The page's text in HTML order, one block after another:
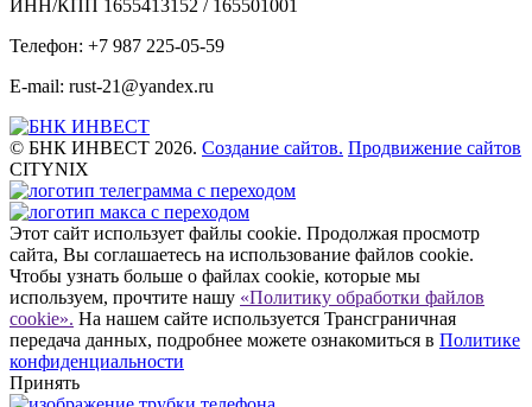
ИНН/КПП 1655413152 / 165501001
Телефон: +7 987 225-05-59
E-mail: rust-21@yandex.ru
© БНК ИНВЕСТ 2026. Создание сайтов. Продвижение сайтов
CITYNIX
Этот сайт использует файлы cookie. Продолжая просмотр
сайта, Вы соглашаетесь на использование файлов cookie.
Чтобы узнать больше о файлах cookie, которые мы
используем, прочтите нашу «Политику обработки файлов
cookie». На нашем сайте используется Трансграничная
передача данных, подробнее можете ознакомиться в Политике
конфиденциальности
Принять